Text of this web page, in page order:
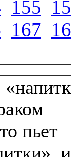
155
167
пьет